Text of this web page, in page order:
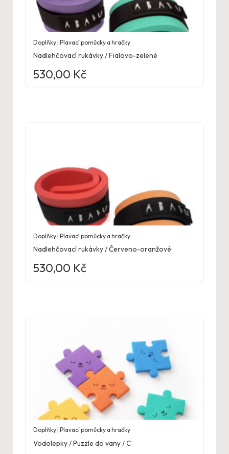
Doplňky | Plavací pomůcky a hračky
Nadlehčovací rukávky / Fialovo-zelené
530,00 Kč
Doplňky | Plavací pomůcky a hračky
Nadlehčovací rukávky / Červeno-oranžové
530,00 Kč
Doplňky | Plavací pomůcky a hračky
Vodolepky / Puzzle do vany / C